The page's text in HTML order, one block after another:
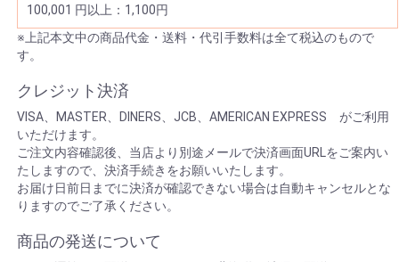
100,001 円以上：1,100円
※上記本文中の商品代金・送料・代引手数料は全て税込のもので
す。
クレジット決済
VISA、MASTER、DINERS、JCB、AMERICAN EXPRESS がご利用
いただけます。
ご注文内容確認後、当店より別途メールで決済画面URLをご案内い
たしますので、決済手続きをお願いいたします。
お届け日前日までに決済が確認できない場合は自動キャンセルとな
りますのでご了承ください。
商品の発送について